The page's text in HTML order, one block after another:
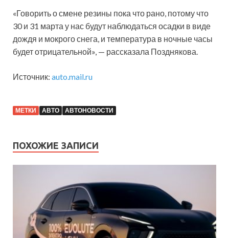
«Говорить о смене резины пока что рано, потому что
30 и 31 марта у нас будут наблюдаться осадки в виде
дождя и мокрого снега, и температура в ночные часы
будет отрицательной», — рассказала Позднякова.
Источник: auto.mail.ru
МЕТКИ АВТО АВТОНОВОСТИ
ПОХОЖИЕ ЗАПИСИ